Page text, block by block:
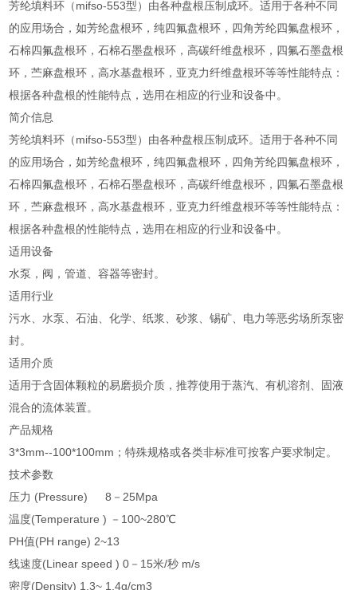
芳纶填料环（mifso-553型）由各种盘根压制成环。适用于各种不同
的应用场合，如芳纶盘根环，纯四氟盘根环，四角芳纶四氟盘根环，
石棉四氟盘根环，石棉石墨盘根环，高碳纤维盘根环，四氟石墨盘根
环，苎麻盘根环，高水基盘根环，亚克力纤维盘根环等等性能特点：
根据各种盘根的性能特点，选用在相应的行业和设备中。
简介信息
芳纶填料环（mifso-553型）由各种盘根压制成环。适用于各种不同
的应用场合，如芳纶盘根环，纯四氟盘根环，四角芳纶四氟盘根环，
石棉四氟盘根环，石棉石墨盘根环，高碳纤维盘根环，四氟石墨盘根
环，苎麻盘根环，高水基盘根环，亚克力纤维盘根环等等性能特点：
根据各种盘根的性能特点，选用在相应的行业和设备中。
适用设备
水泵，阀，管道、容器等密封。
适用行业
污水、水泵、石油、化学、纸浆、砂浆、锡矿、电力等恶劣场所泵密
封。
适用介质
适用于含固体颗粒的易磨损介质，推荐使用于蒸汽、有机溶剂、固液
混合的流体装置。
产品规格
3*3mm--100*100mm；特殊规格或各类非标准可按客户要求制定。
技术参数
压力 (Pressure) 8－25Mpa
温度(Temperature ) －100~280℃
PH值(PH range) 2~13
线速度(Linear speed ) 0－15米/秒 m/s
密度(Density) 1.3~ 1.4g/cm3